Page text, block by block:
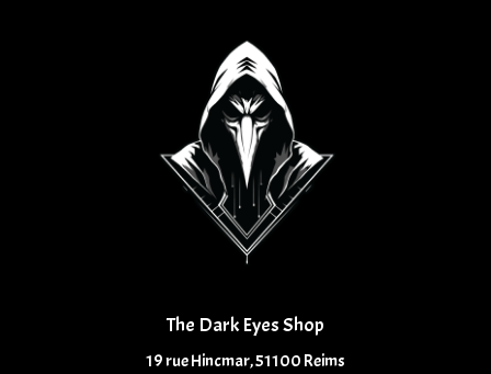
The Dark Eyes Shop
19 rue Hincmar, 51100 Reims